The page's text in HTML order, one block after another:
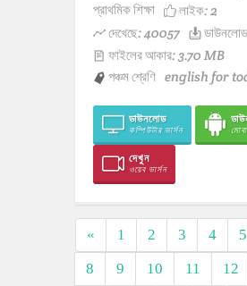
প্রাথমিক শিক্ষা
লাইক:2
দেখেছে: 40057
ফাইলের আকার: 3.70 MB
পঞ্চম শ্রেণি english for
ডাউনলোড
কম্পিউটার ভার্সন
দেখুন
ওয়েব ভার্সন
« 1 2 3 4 5
8
9 10 11 12